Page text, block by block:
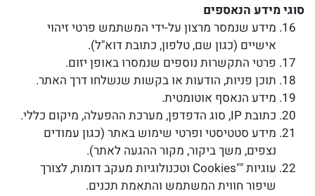
סוגי מידע הנאספים
מידע שנמסר מרצון על-ידי המשתמש פרטי זיהוי
אישיים (כגון שם, טלפון, כתובת דוא"ל).
פרטי התקשרות נוספים שנמסרו באופן יזום.
תוכן פניות, הודעות או בקשות שנשלחו דרך האתר.
מידע הנאסף אוטומטית.
כתובת IP, סוג הדפדפן, מערכת ההפעלה, מיקום כללי.
מידע סטטיסטי ופרטי שימוש באתר (כגון עמודים
נצפים, משך ביקור, מקור ההגעה לאתר).
עוגיות ""Cookies וטכנולוגיות מעקב דומות, לצורך
שיפור חווית המשתמש והתאמת תכנים.